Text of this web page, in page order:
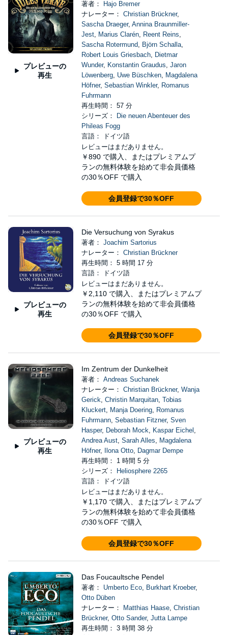
プレビューの
再生
著者：
Hajo Bremer
ナレーター： Christian Brückner,
Sascha Draeger, Annina Braunmiller-
Jest, Marius Clarén, Reent Reins,
Sascha Rotermund, Björn Schalla,
Robert Louis Griesbach, Dietmar
Wunder, Konstantin Graudus, Jaron
Löwenberg, Uwe Büschken, Magdalena
Höfner, Sebastian Winkler, Romanus
Fuhrmann
再生時間： 57 分
シリーズ：
Die neuen Abenteuer des
Phileas Fogg
言語： ドイツ語
レビューはまだありません。
￥890 で購入、またはプレミアムプ
ランの無料体験を始めて非会員価格
の30％OFF で購入
会員登録で30％OFF
プレビューの
再生
Die Versuchung von Syrakus
著者： Joachim Sartorius
ナレーター： Christian Brückner
再生時間： 5 時間 17 分
言語： ドイツ語
レビューはまだありません。
￥2,110 で購入、またはプレミアムプ
ランの無料体験を始めて非会員価格
の30％OFF で購入
会員登録で30％OFF
プレビューの
再生
Im Zentrum der Dunkelheit
著者： Andreas Suchanek
ナレーター： Christian Brückner, Wanja
Gerick, Christin Marquitan, Tobias
Kluckert, Manja Doering, Romanus
Fuhrmann, Sebastian Fitzner, Sven
Hasper, Deborah Mock, Kaspar Eichel ,
Andrea Aust, Sarah Alles, Magdalena
Höfner, Ilona Otto, Dagmar Dempe
再生時間： 1 時間 5 分
シリーズ：
Heliosphere 2265
言語： ドイツ語
レビューはまだありません。
￥1,170 で購入、またはプレミアムプ
ランの無料体験を始めて非会員価格
の30％OFF で購入
会員登録で30％OFF
Das Foucaultsche Pendel
著者： Umberto Eco, Burkhart Kroeber,
Otto Düben
ナレーター：
Matthias Haase, Christian
Brückner, Otto Sander, Jutta Lampe
再生時間： 3 時間 38 分